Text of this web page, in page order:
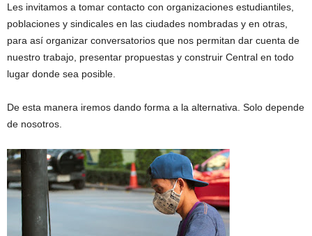
Les invitamos a tomar contacto con organizaciones estudiantiles,
poblaciones y sindicales en las ciudades nombradas y en otras,
para así organizar conversatorios que nos permitan dar cuenta de
nuestro trabajo, presentar propuestas y construir Central en todo
lugar donde sea posible.
De esta manera iremos dando forma a la alternativa. Solo depende
de nosotros.